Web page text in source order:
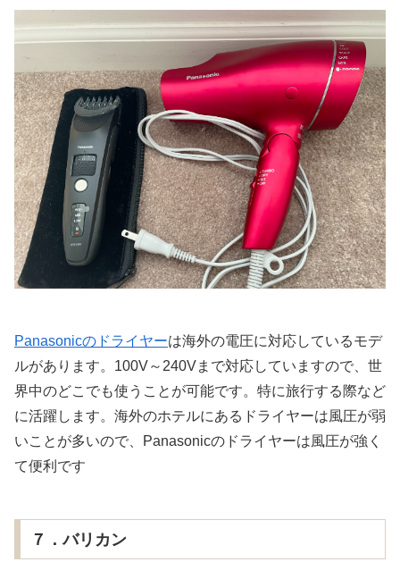
Panasonicのドライヤーは海外の電圧に対応しているモデ
ルがあります。100V～240Vまで対応していますので、世
界中のどこでも使うことが可能です。特に旅行する際など
に活躍します。海外のホテルにあるドライヤーは風圧が弱
いことが多いので、Panasonicのドライヤーは風圧が強く
て便利です
７．バリカン